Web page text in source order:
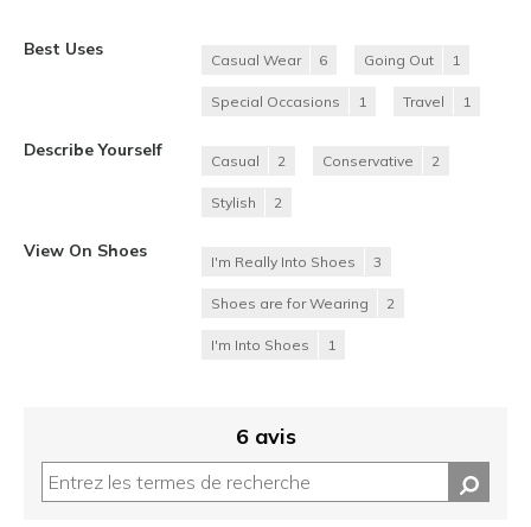
Best Uses
Casual Wear 6 Going Out 1
Special Occasions 1 Travel 1
Describe Yourself
Casual 2 Conservative 2
Stylish 2
View On Shoes
I'm Really Into Shoes 3
Shoes are for Wearing 2
I'm Into Shoes 1
6 avis